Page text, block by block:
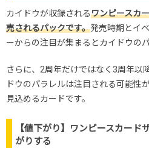
カイドウが収録されるワンピースカ
売されるパックです。発売時期とイ
ーからの注目が集まるとカイドウの
さらに、2周年だけではなく3周年以
ドウのパラレルは注目される可能性
見込めるカードです。
【値下がり】ワンピースカード
がりする